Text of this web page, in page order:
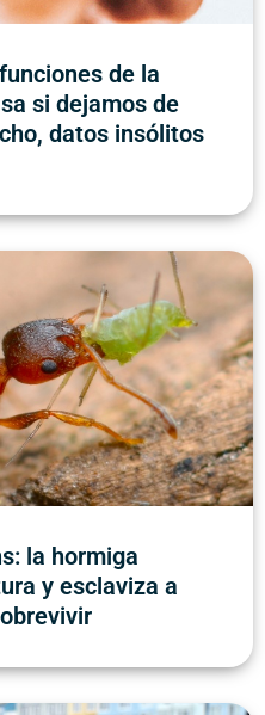
de la
si dejamos de
datos insólitos
la hormiga
y esclaviza a